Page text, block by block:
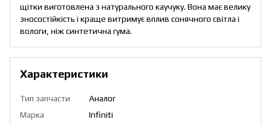
щітки виготовлена з натурального каучуку. Вона має велику
зносостійкість і краще витримує вплив сонячного світла і
вологи, ніж синтетична гума.
Характеристики
Тип запчасти
Аналог
Марка
Infiniti